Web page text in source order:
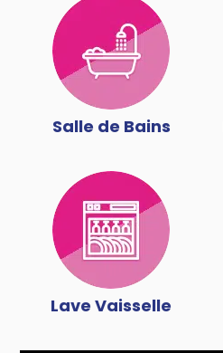
Salle de Bains
Lave Vaisselle